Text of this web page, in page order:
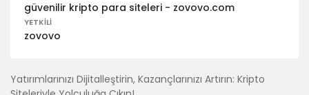
güvenilir kripto para siteleri - zovovo.com
YETKILI
zovovo
Yatırımlarınızı Dijitalleştirin, Kazançlarınızı Artırın: Kripto